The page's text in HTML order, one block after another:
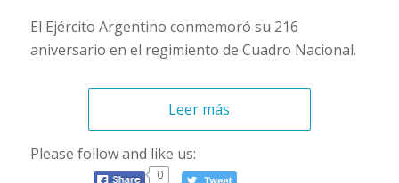
El Ejército Argentino conmemoró su 216
aniversario en el regimiento de Cuadro Nacional.
Leer más
Please follow and like us:
0